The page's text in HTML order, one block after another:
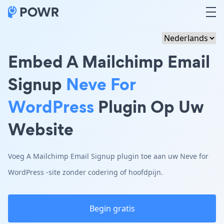
Embed A Mailchimp Email
Signup Neve For
WordPress Plugin Op Uw
Website
Voeg A Mailchimp Email Signup plugin toe aan uw Neve for
WordPress -site zonder codering of hoofdpijn.
Begin gratis